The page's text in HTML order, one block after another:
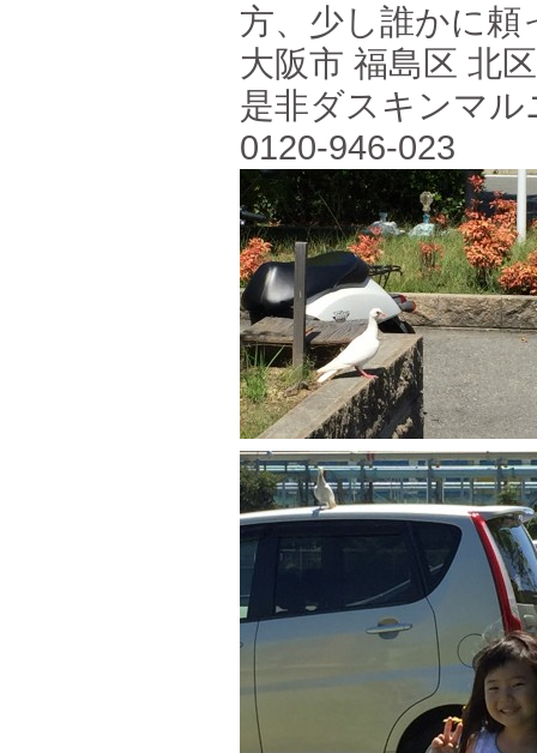
方、少し誰かに
大阪市 福島区 北
是非ダスキンマ
0120-946-023